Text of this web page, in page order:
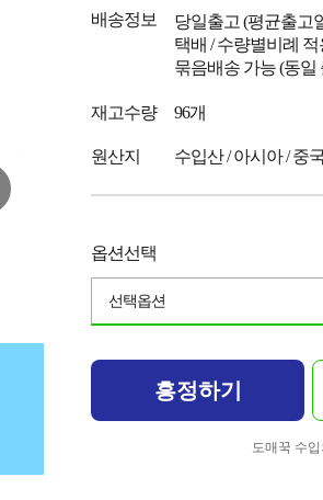
배송정보 당일출고 (평균출고
택배 / 수량별비례
묶음배송 가능 (동일
재고수량 96개
원산지 수입산 / 아시아 / 중
옵션선택
선택옵션
흥정하기
도매꾹 수